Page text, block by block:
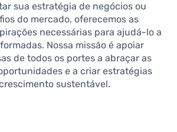
sua estratégia de negócios ou
do mercado, oferecemos as
necessárias para ajudá-lo a
Nossa missão é apoiar
de todos os portes a abraçar as
e a criar estratégias
sustentável.